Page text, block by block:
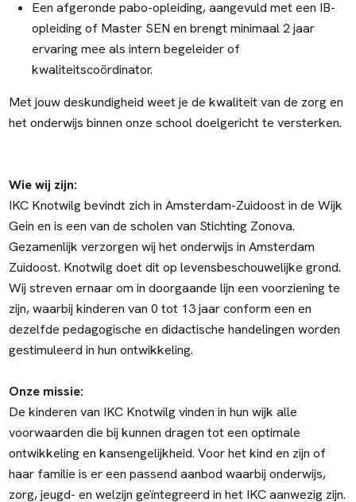
Een afgeronde pabo-opleiding, aangevuld met een IB-
opleiding of Master SEN en brengt minimaal 2 jaar
ervaring mee als intern begeleider of
kwaliteitscoördinator.
Met jouw deskundigheid weet je de kwaliteit van de zorg en
het onderwijs binnen onze school doelgericht te versterken.
Wie wij zijn:
IKC Knotwilg bevindt zich in Amsterdam-Zuidoost in de Wijk
Gein en is een van de scholen van Stichting Zonova.
Gezamenlijk verzorgen wij het onderwijs in Amsterdam
Zuidoost. Knotwilg doet dit op levensbeschouwelijke grond.
Wij streven ernaar om in doorgaande lijn een voorziening te
zijn, waarbij kinderen van 0 tot 13 jaar conform een en
dezelfde pedagogische en didactische handelingen worden
gestimuleerd in hun ontwikkeling.
Onze missie:
De kinderen van IKC Knotwilg vinden in hun wijk alle
voorwaarden die bij kunnen dragen tot een optimale
ontwikkeling en kansengelijkheid. Voor het kind en zijn of
haar familie is er een passend aanbod waarbij onderwijs,
zorg, jeugd- en welzijn geïntegreerd in het IKC aanwezig zijn.